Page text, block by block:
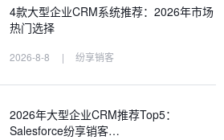
4款大型企业CRM系统推荐：2026年市场
热门选择
2026-8-8 | 纷享销客
2026年大型企业CRM推荐Top5：
Salesforce纷享销客…